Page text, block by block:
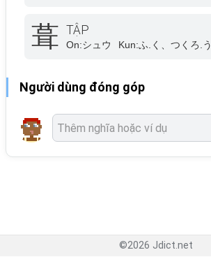
葺 TẬP
On:シュウ Kun:ふ.く、つくろ.う
Người dùng đóng góp
©2026 Jdict.net